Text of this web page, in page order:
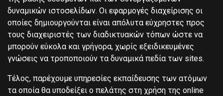
δυναμικών ιστοσελίδων. Οι εφαρμογές διαχείρισης οι
οποίες δημιουργούνται είναι απόλυτα εύχρηστες προς
τους διαχειριστές των διαδικτυακών τόπων ώστε να
μπορούν εύκολα και γρήγορα, χωρίς εξειδικευμένες
γνώσεις να τροποποιούν τα δυναμικά πεδία των sites.
Τέλος, παρέχουμε υπηρεσίες εκπαίδευσης των ατόμων
τα οποία θα υποδείξει ο πελάτης στη χρήση της online